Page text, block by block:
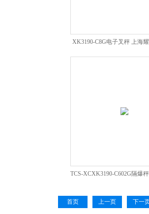
XK3190-C8G电子叉秤 上海
秤
TCS-XCXK3190-C602G隔爆
首页
上一页 下一